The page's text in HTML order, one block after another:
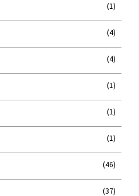
(1)
(4)
(4)
(1)
(1)
(1)
(46)
(37)